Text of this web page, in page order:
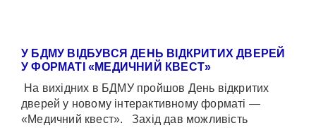
У БДМУ ВІДБУВСЯ ДЕНЬ ВІДКРИТИХ ДВЕРЕЙ
У ФОРМАТІ «МЕДИЧНИЙ КВЕСТ»
На вихідних в БДМУ пройшов День відкритих
дверей у новому інтерактивному форматі —
«Медичний квест». Захід дав можливість